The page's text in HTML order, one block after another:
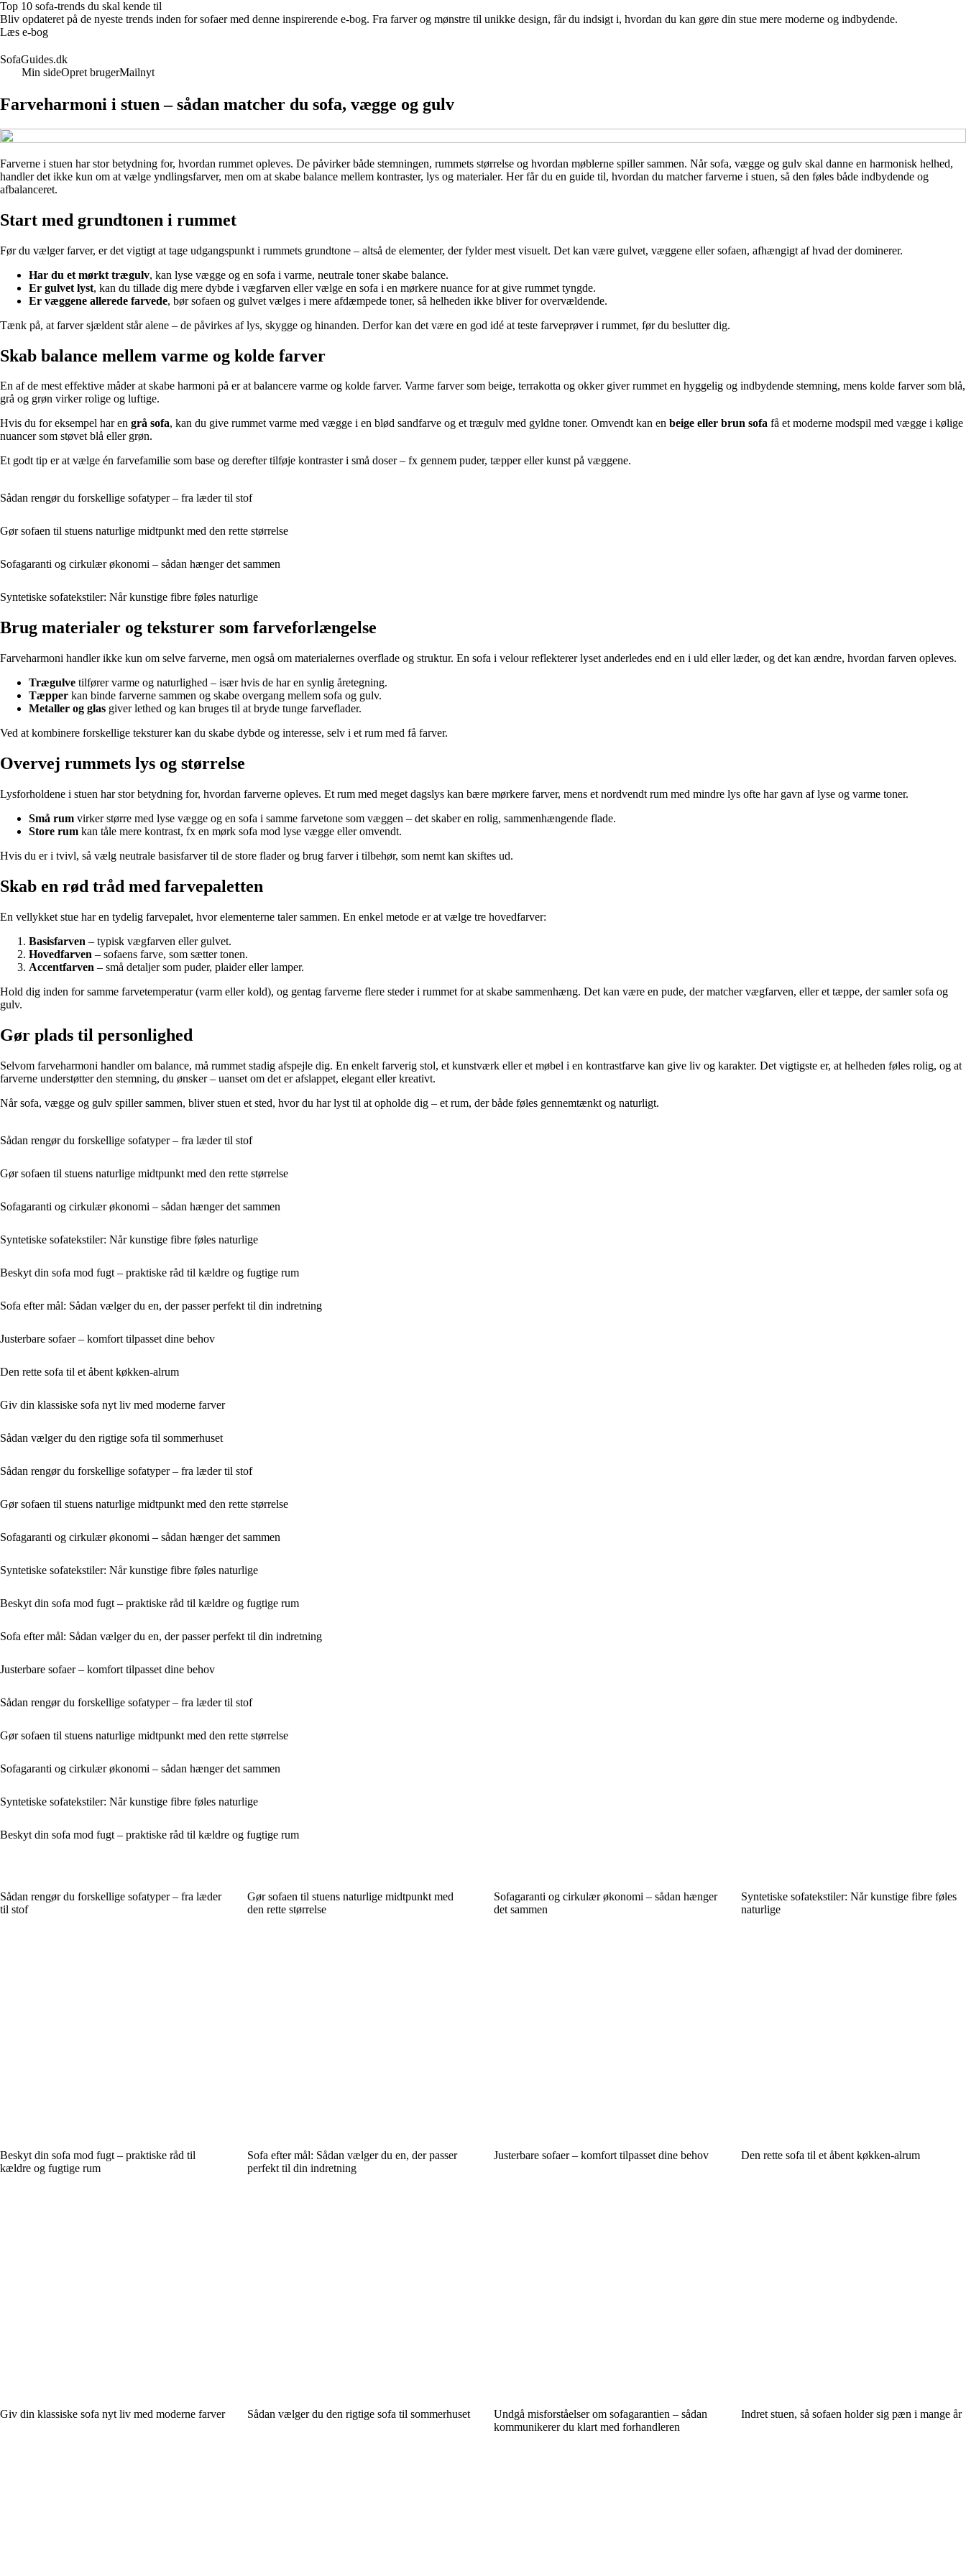
Top 10 sofa-trends du skal kende til
Bliv opdateret på de nyeste trends inden for sofaer med denne inspirerende e-bog. Fra farver og mønstre til unikke design, får du indsigt i, hvordan du kan gøre din stue mere moderne og indbydende.
Læs e-bog
SofaGuides.dk
Min sideOpret brugerMailnyt
Farveharmoni i stuen – sådan matcher du sofa, vægge og gulv
Farverne i stuen har stor betydning for, hvordan rummet opleves. De påvirker både stemningen, rummets størrelse og hvordan møblerne spiller sammen. Når sofa, vægge og gulv skal danne en harmonisk helhed,
handler det ikke kun om at vælge yndlingsfarver, men om at skabe balance mellem kontraster, lys og materialer. Her får du en guide til, hvordan du matcher farverne i stuen, så den føles både indbydende og
afbalanceret.
Start med grundtonen i rummet
Før du vælger farver, er det vigtigt at tage udgangspunkt i rummets grundtone – altså de elementer, der fylder mest visuelt. Det kan være gulvet, væggene eller sofaen, afhængigt af hvad der dominerer.
Har du et mørkt trægulv, kan lyse vægge og en sofa i varme, neutrale toner skabe balance.
Er gulvet lyst, kan du tillade dig mere dybde i vægfarven eller vælge en sofa i en mørkere nuance for at give rummet tyngde.
Er væggene allerede farvede, bør sofaen og gulvet vælges i mere afdæmpede toner, så helheden ikke bliver for overvældende.
Tænk på, at farver sjældent står alene – de påvirkes af lys, skygge og hinanden. Derfor kan det være en god idé at teste farveprøver i rummet, før du beslutter dig.
Skab balance mellem varme og kolde farver
En af de mest effektive måder at skabe harmoni på er at balancere varme og kolde farver. Varme farver som beige, terrakotta og okker giver rummet en hyggelig og indbydende stemning, mens kolde farver som blå,
grå og grøn virker rolige og luftige.
Hvis du for eksempel har en grå sofa, kan du give rummet varme med vægge i en blød sandfarve og et trægulv med gyldne toner. Omvendt kan en beige eller brun sofa få et moderne modspil med vægge i kølige
nuancer som støvet blå eller grøn.
Et godt tip er at vælge én farvefamilie som base og derefter tilføje kontraster i små doser – fx gennem puder, tæpper eller kunst på væggene.
Sådan rengør du forskellige sofatyper – fra læder til stof
Gør sofaen til stuens naturlige midtpunkt med den rette størrelse
Sofagaranti og cirkulær økonomi – sådan hænger det sammen
Syntetiske sofatekstiler: Når kunstige fibre føles naturlige
Brug materialer og teksturer som farveforlængelse
Farveharmoni handler ikke kun om selve farverne, men også om materialernes overflade og struktur. En sofa i velour reflekterer lyset anderledes end en i uld eller læder, og det kan ændre, hvordan farven opleves.
Trægulve tilfører varme og naturlighed – især hvis de har en synlig åretegning.
Tæpper kan binde farverne sammen og skabe overgang mellem sofa og gulv.
Metaller og glas giver lethed og kan bruges til at bryde tunge farveflader.
Ved at kombinere forskellige teksturer kan du skabe dybde og interesse, selv i et rum med få farver.
Overvej rummets lys og størrelse
Lysforholdene i stuen har stor betydning for, hvordan farverne opleves. Et rum med meget dagslys kan bære mørkere farver, mens et nordvendt rum med mindre lys ofte har gavn af lyse og varme toner.
Små rum virker større med lyse vægge og en sofa i samme farvetone som væggen – det skaber en rolig, sammenhængende flade.
Store rum kan tåle mere kontrast, fx en mørk sofa mod lyse vægge eller omvendt.
Hvis du er i tvivl, så vælg neutrale basisfarver til de store flader og brug farver i tilbehør, som nemt kan skiftes ud.
Skab en rød tråd med farvepaletten
En vellykket stue har en tydelig farvepalet, hvor elementerne taler sammen. En enkel metode er at vælge tre hovedfarver:
Basisfarven – typisk vægfarven eller gulvet.
Hovedfarven – sofaens farve, som sætter tonen.
Accentfarven – små detaljer som puder, plaider eller lamper.
Hold dig inden for samme farvetemperatur (varm eller kold), og gentag farverne flere steder i rummet for at skabe sammenhæng. Det kan være en pude, der matcher vægfarven, eller et tæppe, der samler sofa og
gulv.
Gør plads til personlighed
Selvom farveharmoni handler om balance, må rummet stadig afspejle dig. En enkelt farverig stol, et kunstværk eller et møbel i en kontrastfarve kan give liv og karakter. Det vigtigste er, at helheden føles rolig, og at
farverne understøtter den stemning, du ønsker – uanset om det er afslappet, elegant eller kreativt.
Når sofa, vægge og gulv spiller sammen, bliver stuen et sted, hvor du har lyst til at opholde dig – et rum, der både føles gennemtænkt og naturligt.
Sådan rengør du forskellige sofatyper – fra læder til stof
Gør sofaen til stuens naturlige midtpunkt med den rette størrelse
Sofagaranti og cirkulær økonomi – sådan hænger det sammen
Syntetiske sofatekstiler: Når kunstige fibre føles naturlige
Beskyt din sofa mod fugt – praktiske råd til kældre og fugtige rum
Sofa efter mål: Sådan vælger du en, der passer perfekt til din indretning
Justerbare sofaer – komfort tilpasset dine behov
Den rette sofa til et åbent køkken-alrum
Giv din klassiske sofa nyt liv med moderne farver
Sådan vælger du den rigtige sofa til sommerhuset
Sådan rengør du forskellige sofatyper – fra læder til stof
Gør sofaen til stuens naturlige midtpunkt med den rette størrelse
Sofagaranti og cirkulær økonomi – sådan hænger det sammen
Syntetiske sofatekstiler: Når kunstige fibre føles naturlige
Beskyt din sofa mod fugt – praktiske råd til kældre og fugtige rum
Sofa efter mål: Sådan vælger du en, der passer perfekt til din indretning
Justerbare sofaer – komfort tilpasset dine behov
Sådan rengør du forskellige sofatyper – fra læder til stof
Gør sofaen til stuens naturlige midtpunkt med den rette størrelse
Sofagaranti og cirkulær økonomi – sådan hænger det sammen
Syntetiske sofatekstiler: Når kunstige fibre føles naturlige
Beskyt din sofa mod fugt – praktiske råd til kældre og fugtige rum
Sådan rengør du forskellige sofatyper – fra læder
til stof
Gør sofaen til stuens naturlige midtpunkt med
den rette størrelse
Sofagaranti og cirkulær økonomi – sådan hænger
det sammen
Syntetiske sofatekstiler: Når kunstige fibre føles
naturlige
Beskyt din sofa mod fugt – praktiske råd til
kældre og fugtige rum
Sofa efter mål: Sådan vælger du en, der passer
perfekt til din indretning
Justerbare sofaer – komfort tilpasset dine behov Den rette sofa til et åbent køkken-alrum
Giv din klassiske sofa nyt liv med moderne farver Sådan vælger du den rigtige sofa til sommerhuset
Undgå misforståelser om sofagarantien – sådan
kommunikerer du klart med forhandleren
Indret stuen, så sofaen holder sig pæn i mange år